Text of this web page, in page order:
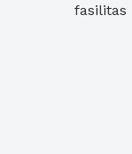
fasilitas